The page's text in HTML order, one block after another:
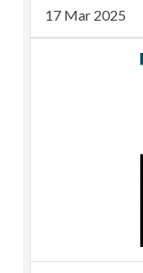
17 Mar 2025